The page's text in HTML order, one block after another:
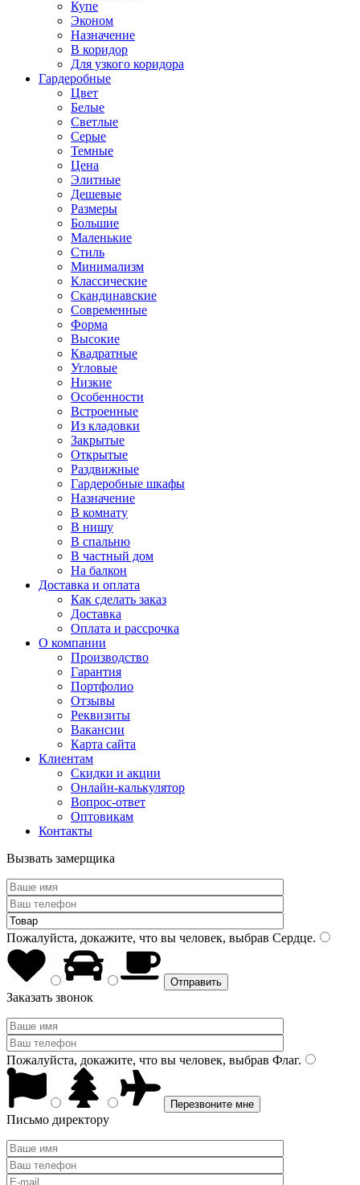
Купе
Эконом
Назначение
В коридор
Для узкого коридора
Гардеробные
Цвет
Белые
Светлые
Серые
Темные
Цена
Элитные
Дешевые
Размеры
Большие
Маленькие
Стиль
Минимализм
Классические
Скандинавские
Современные
Форма
Высокие
Квадратные
Угловые
Низкие
Особенности
Встроенные
Из кладовки
Закрытые
Открытые
Раздвижные
Гардеробные шкафы
Назначение
В комнату
В нишу
В спальню
В частный дом
На балкон
Доставка и оплата
Как сделать заказ
Доставка
Оплата и рассрочка
О компании
Производство
Гарантия
Портфолио
Отзывы
Реквизиты
Вакансии
Карта сайта
Клиентам
Скидки и акции
Онлайн-калькулятор
Вопрос-ответ
Оптовикам
Контакты
Вызвать замерщика
Пожалуйста, докажите, что вы человек, выбрав Сердце.
Заказать звонок
Пожалуйста, докажите, что вы человек, выбрав Флаг.
Письмо директору